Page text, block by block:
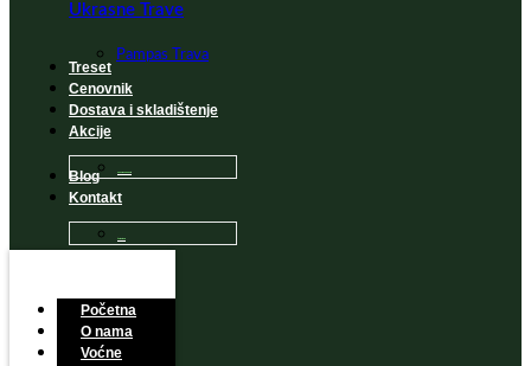
Ukrasne Trave
Pampas Trava
Treset
Cenovnik
Dostava i skladištenje
Akcije
Blog
Kontakt
Početna
O nama
Voćne